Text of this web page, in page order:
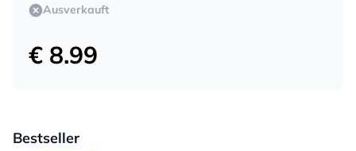
Ausverkauft
€ 8.99
Bestseller